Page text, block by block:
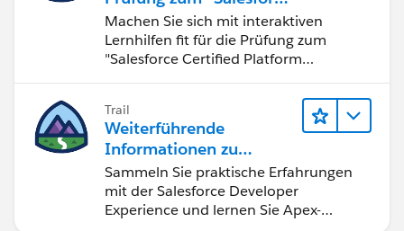
Certified Platform
Developer"
Machen Sie sich mit interaktiven
Lernhilfen fit für die Prüfung zum
"Salesforce Certified Platform
Trail
Weiterführende
Informationen zu
Salesforce-
Entwicklungstools und -
konzepten
Sammeln Sie praktische Erfahrungen
mit der Salesforce Developer
Experience und lernen Sie Apex-